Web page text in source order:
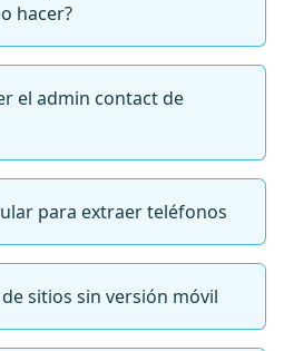
hacer?
el admin contact de
para extraer teléfonos
sitios sin versión móvil